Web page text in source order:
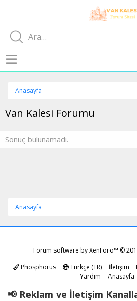
Anasayfa
Van Kalesi Forumu
Sonuç bulunamadı.
Anasayfa
Forum software by XenForo™ ©
Phosphorus
Türkçe (TR) İletişim
Yardım
Anasayfa
📢 Reklam ve İletişim